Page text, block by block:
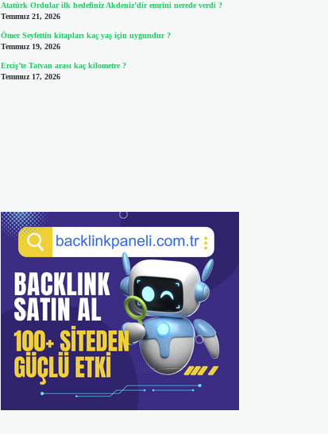
Atatürk Ordular ilk hedefiniz Akdeniz’dir emrini nerede verdi ?
Temmuz 21, 2026
Ömer Seyfettin kitapları kaç yaş için uygundur ?
Temmuz 19, 2026
Erciş’te Tatvan arası kaç kilometre ?
Temmuz 17, 2026